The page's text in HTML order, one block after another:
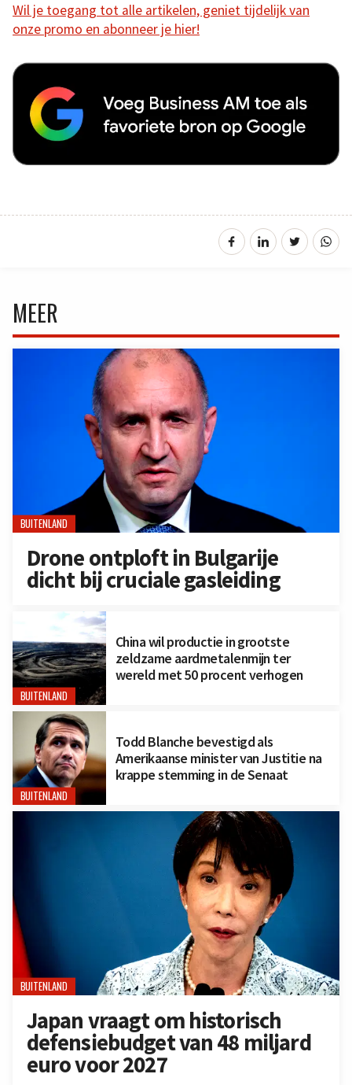
Wil je toegang tot alle artikelen, geniet tijdelijk van
onze promo en abonneer je hier!
MEER
BUITENLAND
Drone ontploft in Bulgarije
dicht bij cruciale gasleiding
BUITENLAND
China wil productie in grootste
zeldzame aardmetalenmijn ter
wereld met 50 procent verhogen
BUITENLAND
Todd Blanche bevestigd als
Amerikaanse minister van Justitie na
krappe stemming in de Senaat
BUITENLAND
Japan vraagt om historisch
defensiebudget van 48 miljard
euro voor 2027